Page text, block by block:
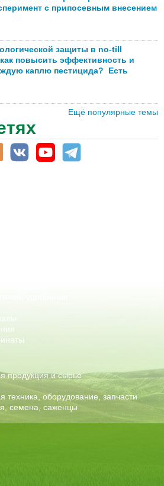
с припосевным внесением
защиты в no-till
повысить эффективность и
каплю пестицида? Есть
Ещё популярные темы
продукция и сырье
техника, оборудование, запчасти
семена, саженцы